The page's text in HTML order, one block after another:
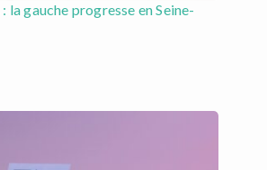
la gauche progresse en Seine-